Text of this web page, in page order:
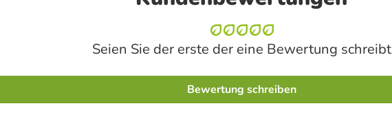
Seien Sie der erste der eine Bewertung schreibt
Bewertung schreiben